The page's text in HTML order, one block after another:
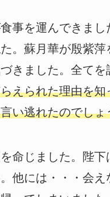
事を運んできま
。蘇月華が殷紫
きました。全てを
えられた理由を
い逃れたのでしょ
命じました。陛
他には・・・会